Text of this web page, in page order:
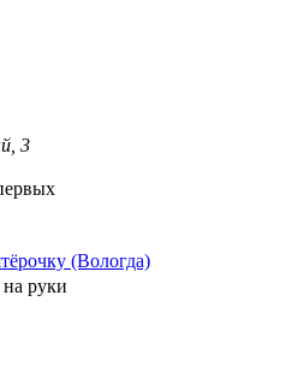
3
(Вологда)
на руки